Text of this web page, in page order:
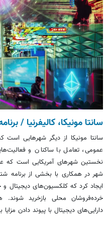
سانتا مونیکا، کالیفرنیا /
سانتا مونیکا از دیگر شهرهایی است
عمومی، تعامل با ساکنان و
نخستین شهرهای آمریکایی است که
شهر در همکاری با بخشی از برنامه
ایجاد کرد که کلکسیون‌های دیجیتال و
خرده‌فروشان محلی بازخرید شوند.
دارایی‌های دیجیتال با پیوند دادن